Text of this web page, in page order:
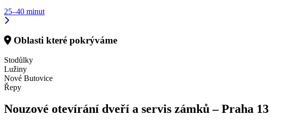
25–40 minut
Oblasti které pokrýváme
Stodůlky
Lužiny
Nové Butovice
Řepy
Nouzové otevírání dveří a servis zámků –Praha 13